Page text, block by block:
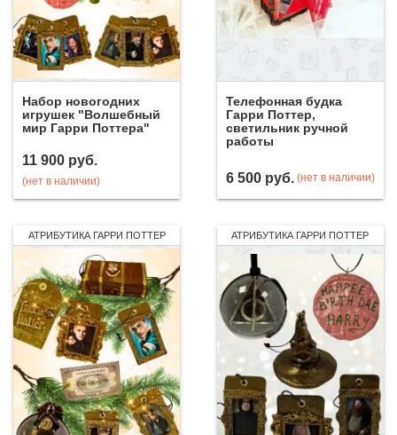
Набор новогодних
игрушек "Волшебный
мир Гарри Поттера"
11 900 руб.
(нет в наличии)
Телефонная будка
Гарри Поттер,
светильник ручной
работы
6 500 руб. (нет в наличии)
АТРИБУТИКА ГАРРИ ПОТТЕР АТРИБУТИКА ГАРРИ ПОТТЕР